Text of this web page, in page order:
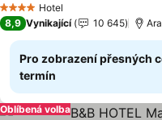
4 Počet hvězdiček
Hotel
8,9 Vynikající 10 645
Pro zobrazení přesných
termín
Oblíbená volba